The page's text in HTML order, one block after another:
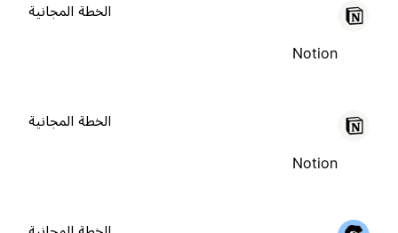
Notion
الخطة المجانية
Notion
الخطة المجانية